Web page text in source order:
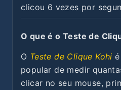
clicou 6 vezes por
O que é o Teste de
O Teste de Clique Kohi
popular de medir
clicar no seu mouse,